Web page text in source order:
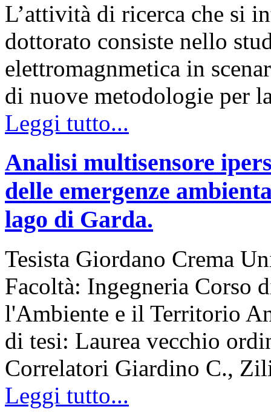
L’attività di ricerca che si
dottorato consiste nello
elettromagnmetica in
di nuove metodologie per
Leggi tutto...
Analisi multisensore
delle emergenze
lago di Garda.
Tesista Giordano Crema
Facoltà: Ingegneria Corso
l'Ambiente e il Territorio
di tesi: Laurea vecchio
Correlatori Giardino C.,
Leggi tutto...